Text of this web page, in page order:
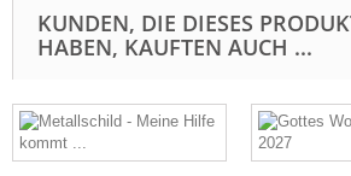
KUNDEN, DIE DIESES
HABEN, KAUFTEN AUCH ...